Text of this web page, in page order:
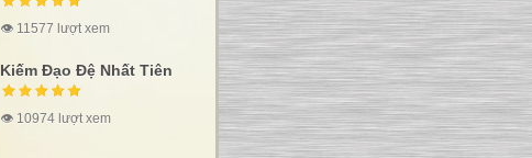
👁 11577 lượt xem
Kiếm Đạo Đệ Nhất Tiên
👁 10974 lượt xem